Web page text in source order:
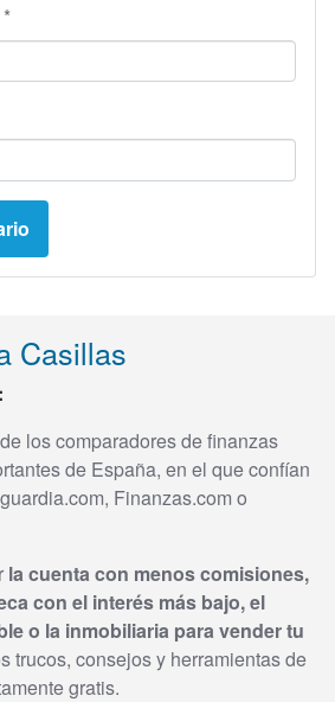
*
Casillas
los comparadores de finanzas
de España, en el que confían
Finanzas.com o
la cuenta con menos comisiones,
con el interés más bajo, el
o la inmobiliaria para vender tu
trucos, consejos y herramientas de
gratis.